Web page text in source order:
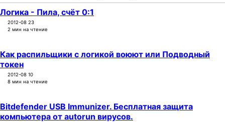
GITFLIC
Логика - Пила, счёт 0:1
2012-08 23
2 мин на чтение
Как распильщики с логикой воюют или Подводный
токен
2012-08 10
8 мин на чтение
Bitdefender USB Immunizer. Бесплатная защита
компьютера от autorun вирусов.